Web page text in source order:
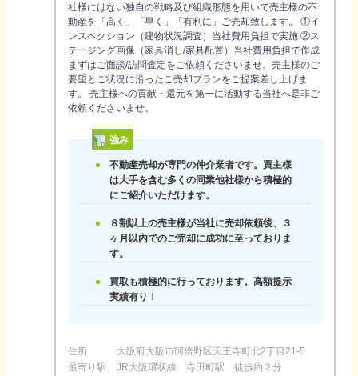
社様にはない独自の戦略及び組織形態を用いて売主様の不
動産を「高く」「早く」「有利に」ご売却致します。 ①イ
ンスペクション（建物状況調査）当社費用負担で実施 ②ス
テージング画像（家具消し/家具配置）当社費用負担で作成
まずはご面談/訪問査定をご依頼くださいませ。売主様のご
要望とご状況に沿ったご売却プランをご提案差し上げま
す。 売主様への貢献・還元を第一に活動する当社へ是非ご
依頼くださいませ。
強み
不動産売却が専門の仲介業者です。買主様
は大手を含む多くの同業他社様から積極的
にご紹介いただけます。
８割以上の売主様が当社に売却依頼後、３
ヶ月以内でのご売却に成功に至っておりま
す。
買取も積極的に行っております。高額提示
実績有り！
住所
大阪府大阪市阿倍野区天王寺町北2丁目21-5
最寄り駅
JR大阪環状線 寺田町駅 徒歩約２分